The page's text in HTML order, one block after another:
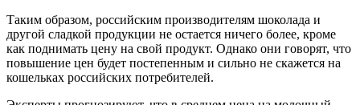
Таким образом, российским производителям шоколада и
другой сладкой продукции не остается ничего более, кроме
как поднимать цену на свой продукт. Однако они говорят, что
повышение цен будет постепенным и сильно не скажется на
кошельках российских потребителей.